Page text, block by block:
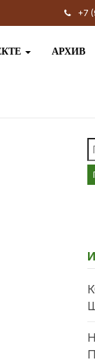
+7
АРХИВ